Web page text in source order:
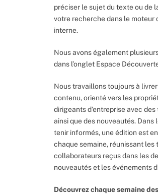
préciser le sujet du texte ou de
votre recherche dans le moteur
interne.
Nous avons également
dans l’onglet Espace
Nous travaillons toujours à
contenu, orienté vers les
dirigeants d’entreprise avec
ainsi que des nouveautés. Dans
tenir informés, une édition est
chaque semaine, réunissant les
collaborateurs reçus dans les
nouveautés et les événements
Découvrez chaque semaine